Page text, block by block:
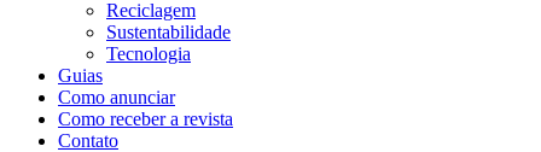
Reciclagem
Sustentabilidade
Tecnologia
Guias
Como anunciar
Como receber a revista
Contato